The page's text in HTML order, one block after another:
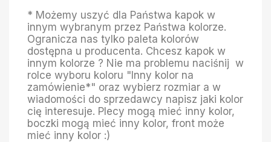
* Możemy uszyć dla Państwa kapok w
innym wybranym przez Państwa kolorze.
Ogranicza nas tylko paleta kolorów
dostępna u producenta. Chcesz kapok w
innym kolorze ? Nie ma problemu naciśnij w
rolce wyboru koloru "Inny kolor na
zamówienie*" oraz wybierz rozmiar a w
wiadomości do sprzedawcy napisz jaki kolor
cię interesuje. Plecy mogą mieć inny kolor,
boczki mogą mieć inny kolor, front może
mieć inny kolor :)